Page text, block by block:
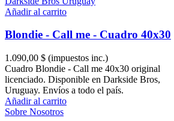
Añadir al carrito
Blondie - Call me - Cuadro 40x30
1.090,00 $ (impuestos inc.)
Cuadro Blondie - Call me 40x30 original
licenciado. Disponible en Darkside Bros,
Uruguay. Envíos a todo el país.
Añadir al carrito
Sobre Nosotros